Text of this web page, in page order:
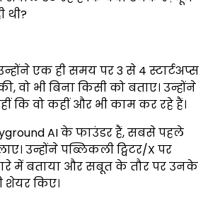
थी?
एक ही समय पर 3 से 4 स्टार्टअप्स
वो भी बिना किसी को बताए। उन्होंने
कि वो कहीं और भी काम कर रहे हैं।
AI के फाउंडर हैं, सबसे पहले
उन्होंने पब्लिकली ट्विटर/X पर
में बताया और सबूत के तौर पर उनके
शेयर किए।